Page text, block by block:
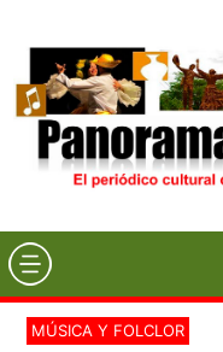
MÚSICA Y FOLCLOR